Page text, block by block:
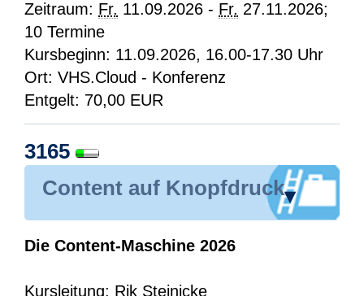
Zeitraum: Fr. 11.09.2026 - Fr. 27.11.2026;
10 Termine
Kursbeginn: 11.09.2026, 16.00-17.30 Uhr
Ort: VHS.Cloud - Konferenz
Entgelt: 70,00 EUR
3165
Content auf Knopfdruck▾
Die Content-Maschine 2026
Kursleitung: Rik Steinicke